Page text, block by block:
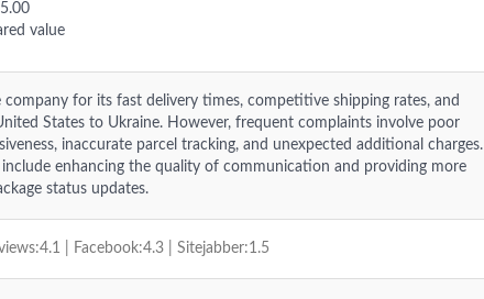
value
company for its fast delivery times, competitive shipping rates, and
States to Ukraine. However, frequent complaints involve poor
inaccurate parcel tracking, and unexpected additional charges.
enhancing the quality of communication and providing more
status updates.
| Facebook:4.3 | Sitejabber:1.5